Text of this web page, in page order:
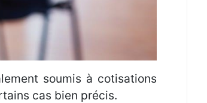
soumis à cotisations
cas bien précis.